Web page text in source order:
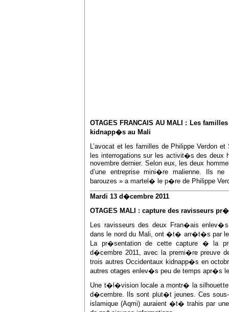
OTAGES FRANCAIS AU MALI : Les
kidnapp�s au Mali
L’avocat et les familles de Philippe Verdon
les interrogations sur les activit�s des deux
novembre dernier. Selon eux, les deux
d’une entreprise mini�re malienne. Ils
barouzes » a martel� le p�re de Philippe
Mardi 13 d�cembre 2011
OTAGES MALI : capture des ravisseurs
Les ravisseurs des deux Fran�ais
dans le nord du Mali, ont �t� arr�t�s par
La pr�sentation de cette capture � la
d�cembre 2011, avec la premi�re preuve
trois autres Occidentaux kidnapp�s en
autres otages enlev�s peu de temps apr�s
Une t�l�vision locale a montr� la
d�cembre. Ils sont plut�t jeunes. Ces sous-
islamique (Aqmi) auraient �t� trahis par